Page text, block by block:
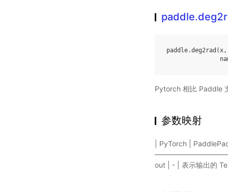
paddle.deg2rad (x,
Pytorch 相比 Paddle
参数映射
| PyTorch |
out | - | 表示输出的